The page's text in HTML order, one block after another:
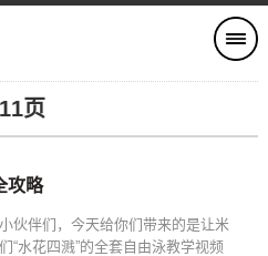
页
攻略
伙伴们，今天给你们带来的是让米
“水花四溅”的全套自由泳教学视频